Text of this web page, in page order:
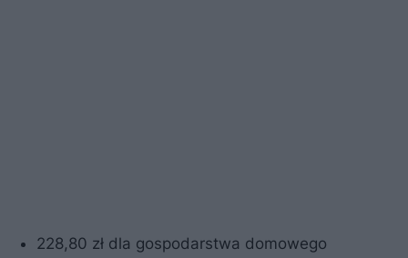
228,80 zł dla gospodarstwa domowego